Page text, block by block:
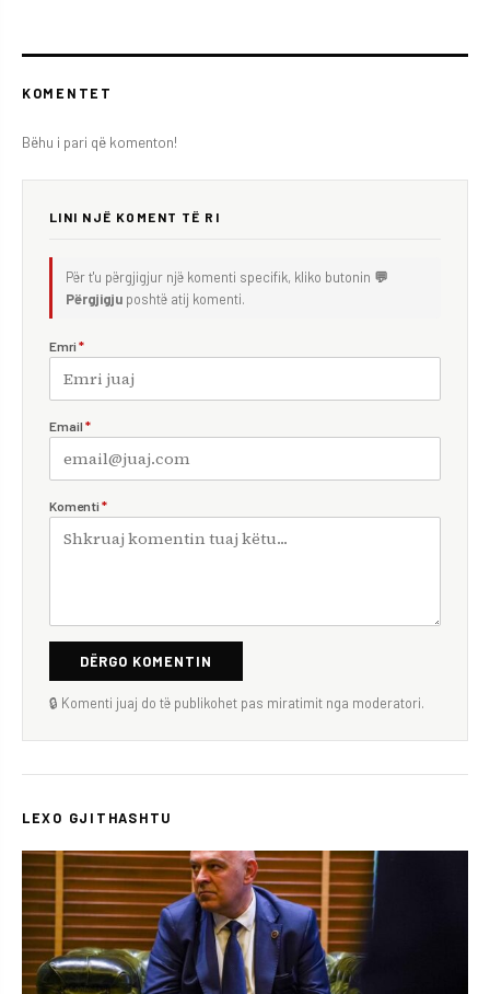
KOMENTET
Bëhu i pari që komenton!
LINI NJË KOMENT TË RI
Për t'u përgjigjur një komenti specifik, kliko butonin 💬
Përgjigju poshtë atij komenti.
Emri *
Email *
Komenti *
DËRGO KOMENTIN
🔒 Komenti juaj do të publikohet pas miratimit nga moderatori.
LEXO GJITHASHTU